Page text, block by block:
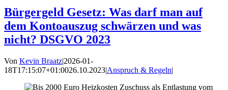
Bürgergeld Gesetz: Was darf man auf
dem Kontoauszug schwärzen und was
nicht? DSGVO 2023
Von Kevin Braatz|2026-01-
18T17:15:07+01:0026.10.2023|Anspruch & Regeln|